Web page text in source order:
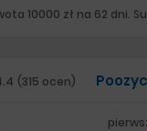
10000 zł na 62 dni.
(315 ocen)